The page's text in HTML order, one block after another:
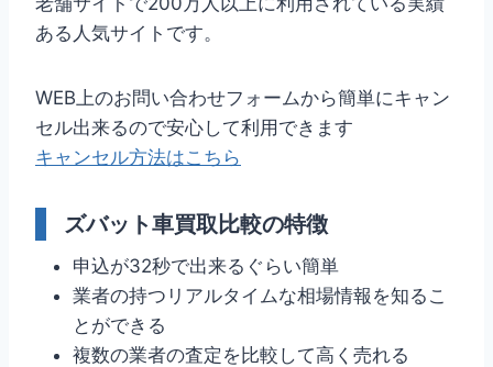
ある人気サイトです。
WEB上のお問い合わせフォームから簡単にキャン
セル出来るので安心して利用できます
キャンセル方法はこちら
ズバット車買取比較の特徴
申込が32秒で出来るぐらい簡単
業者の持つリアルタイムな相場情報を知るこ
とができる
複数の業者の査定を比較して高く売れる